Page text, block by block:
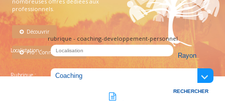
rubrique - coaching-developpement-personnel
Localistation :
Rubrique :
professionnels.
Découvrir
Pro : Connectez-vous !